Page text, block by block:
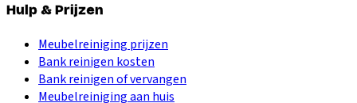
Hulp & Prijzen
Meubelreiniging prijzen
Bank reinigen kosten
Bank reinigen of vervangen
Meubelreiniging aan huis